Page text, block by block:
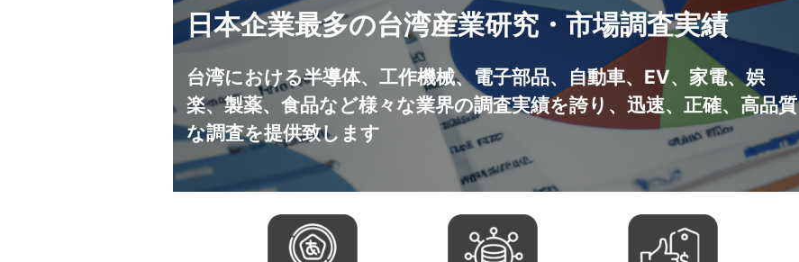
日本企業最多の台湾産業研究・市場調査実績
台湾における半導体、工作機械、電子部品、自動車、EV、家電、娯
楽、製薬、食品など様々な業界の調査実績を誇り、迅速、正確、高品質
な調査を提供致します